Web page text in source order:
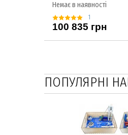
Немає в наявності
1
100 835 грн
ПОПУЛЯРНІ